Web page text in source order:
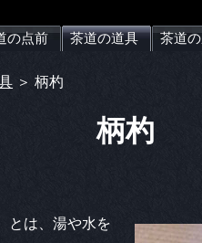
の点前 茶道の道具 茶道
＞ 柄杓
柄杓
とは、湯や水を